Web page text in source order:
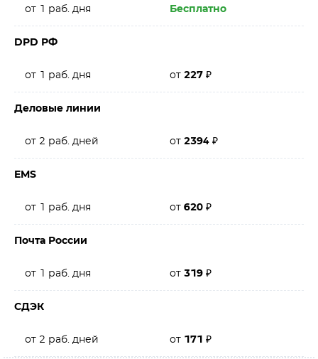
от 1 раб. дня Бесплатно
DPD РФ
от 1 раб. дня от 227 ₽
Деловые линии
от 2 раб. дней от 2394 ₽
EMS
от 1 раб. дня от 620 ₽
Почта России
от 1 раб. дня от 319 ₽
СДЭК
от 2 раб. дней от 171 ₽